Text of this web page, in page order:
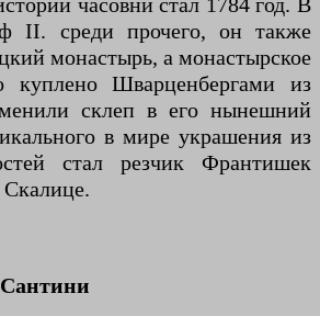
II. среди прочего, он также
монастырь, а монастырское
куплено Шварценбергами из
склеп в его нынешний
в мире украшения из
стал резчик Франтишек